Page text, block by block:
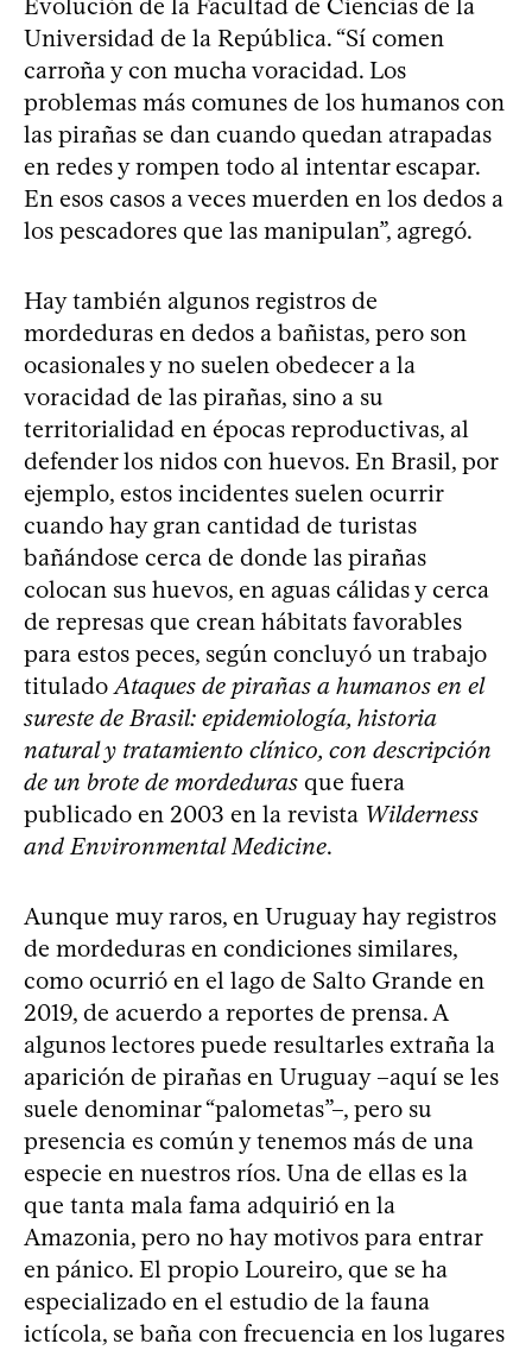
Evolución de la Facultad de Ciencias de la
Universidad de la República. “Sí comen
carroña y con mucha voracidad. Los
problemas más comunes de los humanos con
las pirañas se dan cuando quedan atrapadas
en redes y rompen todo al intentar escapar.
En esos casos a veces muerden en los dedos a
los pescadores que las manipulan”, agregó.
Hay también algunos registros de
mordeduras en dedos a bañistas, pero son
ocasionales y no suelen obedecer a la
voracidad de las pirañas, sino a su
territorialidad en épocas reproductivas, al
defender los nidos con huevos. En Brasil, por
ejemplo, estos incidentes suelen ocurrir
cuando hay gran cantidad de turistas
bañándose cerca de donde las pirañas
colocan sus huevos, en aguas cálidas y cerca
de represas que crean hábitats favorables
para estos peces, según concluyó un trabajo
tituladoAtaques de pirañas a humanos en el
sureste de Brasil: epidemiología, historia
natural y tratamiento clínico, con descripción
de un brote de mordeduras que fuera
publicado en 2003 en la revista Wilderness
and Environmental Medicine.
Aunque muy raros, en Uruguay hay registros
de mordeduras en condiciones similares,
como ocurrió en el lago de Salto Grande en
2019, de acuerdo a reportes de prensa. A
algunos lectores puede resultarles extraña la
aparición de pirañas en Uruguay –aquí se les
suele denominar “palometas”–, pero su
presencia es común y tenemos más de una
especie en nuestros ríos. Una de ellas es la
que tanta mala fama adquirió en la
Amazonia, pero no hay motivos para entrar
en pánico. El propio Loureiro, que se ha
especializado en el estudio de la fauna
ictícola, se baña con frecuencia en los lugares